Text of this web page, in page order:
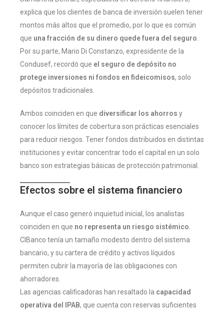
explica que los clientes de banca de inversión suelen tener
montos más altos que el promedio, por lo que es común
que una fracción de su dinero quede fuera del seguro
Por su parte, Mario Di Constanzo, expresidente de la
Condusef, recordó que el seguro de depósito no
protege inversiones ni fondos en fideicomisos, solo
depósitos tradicionales.
Ambos coinciden en que diversificar los ahorros y
conocer los límites de cobertura son prácticas esenciales
para reducir riesgos. Tener fondos distribuidos en distintas
instituciones y evitar concentrar todo el capital en un solo
banco son estrategias básicas de protección patrimonial.
Efectos sobre el sistema financiero
Aunque el caso generó inquietud inicial, los analistas
coinciden en que no representa un riesgo sistémico
CIBanco tenía un tamaño modesto dentro del sistema
bancario, y su cartera de crédito y activos líquidos
permiten cubrir la mayoría de las obligaciones con
ahorradores.
Las agencias calificadoras han resaltado la capacidad
operativa del IPAB, que cuenta con reservas suficientes